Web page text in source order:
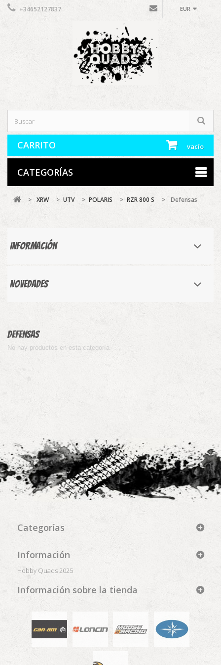
EUR
+34652127837
CARRITO vacío
CATEGORÍAS
> XRW > UTV > POLARIS > RZR 800 S > Defensas
Información
Novedades
Defensas
No hay productos en esta categoría
Categorías
Información
Hobby Quads 2025
Información sobre la tienda